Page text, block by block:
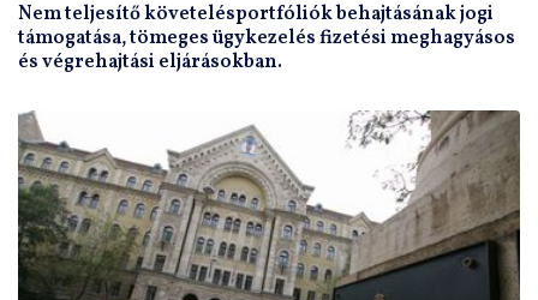
Nem teljesítő követelésportfóliók behajtásának jogi
támogatása, tömeges ügykezelés fizetési meghagyásos
és végrehajtási eljárásokban.